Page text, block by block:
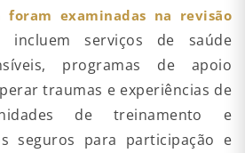
foram examinadas na revisão
incluem serviços de saúde
programas de apoio
traumas e experiências de
de treinamento e
seguros para participação e